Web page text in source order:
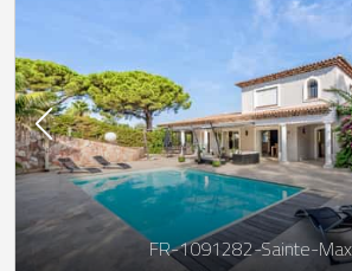
FR-1091282-Sainte-